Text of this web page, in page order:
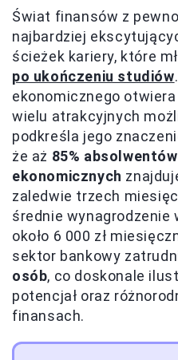
Świat finansów z
najbardziej
ścieżek kariery, które
po ukończeniu studiów
ekonomicznego
wielu atrakcyjnych
podkreśla jego
że aż 85%
ekonomicznych
zaledwie trzech
średnie wynagrodzenie
około 6 000 zł
sektor bankowy
osób, co doskonale
potencjał oraz
finansach.